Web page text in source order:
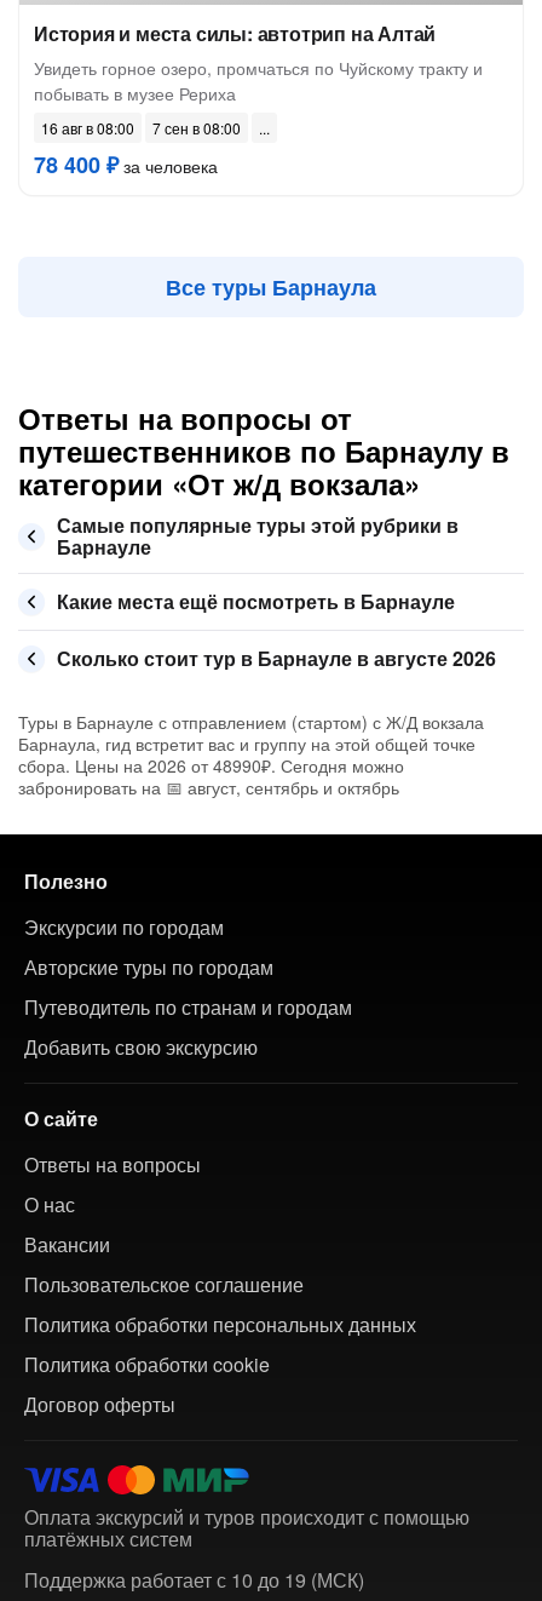
История и места силы: автотрип на Алтай
Увидеть горное озеро, промчаться по Чуйскому тракту и
побывать в музее Рериха
16 авг в 08:00 7 сен в 08:00
78 400 ₽за человека
Все туры Барнаула
Ответы на вопросы от
путешественников по Барнаулу в
категории «От ж/д вокзала»
Самые популярные туры этой рубрики в
Барнауле
Какие места ещё посмотреть в Барнауле
Сколько стоит тур в Барнауле в августе 2026
Туры в Барнауле с отправлением (стартом) с Ж/Д вокзала
Барнаула, гид встретит вас и группу на этой общей точке
сбора. Цены на 2026 от 48990₽. Сегодня можно
забронировать на 📅 август, сентябрь и октябрь
Полезно
Экскурсии по городам
Авторские туры по городам
Путеводитель по странам и городам
Добавить свою экскурсию
О сайте
Ответы на вопросы
О нас
Вакансии
Пользовательское соглашение
Политика обработки персональных данных
Политика обработки cookie
Договор оферты
Оплата экскурсий и туров происходит с помощью
платёжных систем
Поддержка работает с 10 до 19 (МСК)